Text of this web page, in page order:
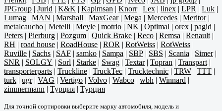
JPGroup | Jurid | K&K | Kapimsan | Knorr| Lex | linex | LPR | Luk |
Lumag | MAN | Marshall | MaxGear| Mega | Mercedes | Meritor|
metalcaucho | Metelli | Meyle | motrio | NK | Optimal | orex | pagid |
Peters | Pierburg | Pozgum | Quick Brake | Reco | Remsa | Renault |
RH | road house | RoadHouse | ROR | RotWeiss | RotWeiss |
Ruville | Sachs | SAF | samko | Sampa | SBP | SBS | Scania | Simer|
SNR | SOLGY | Sorl | Starke | Swag | Textar| Topran | Transpart |
transporterparts | Truckline | TruckTec | Trucktechnic | TRW | TTT |
turk | ugr| VAG | Vertigo | Volvo | Wabco | wbh | Winnard |
zimmermann | Турция | Турция
Для точной сортировки выберите марку автомобиля, модель и